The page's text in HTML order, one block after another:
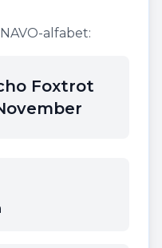
alfabet:
Foxtrot